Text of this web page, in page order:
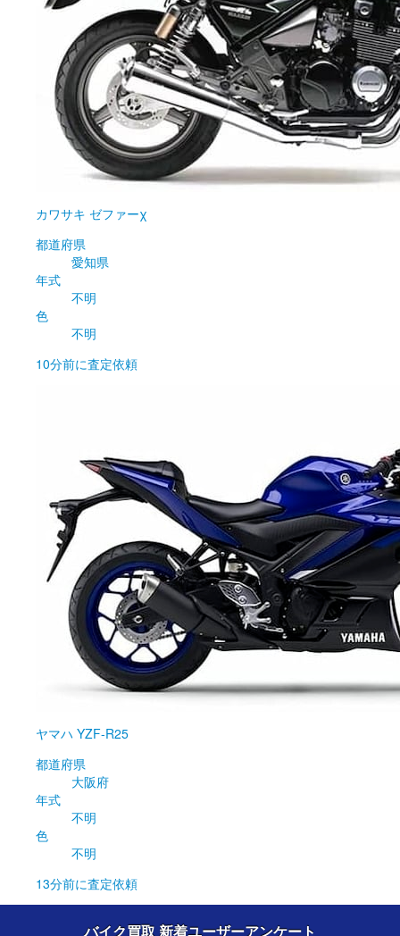
カワサキ ゼファーχ
都道府県
愛知県
年式
不明
色
不明
10分前に査定依頼
ヤマハ YZF-R25
都道府県
大阪府
年式
不明
色
不明
13分前に査定依頼
バイク買取 新着ユーザーアンケート